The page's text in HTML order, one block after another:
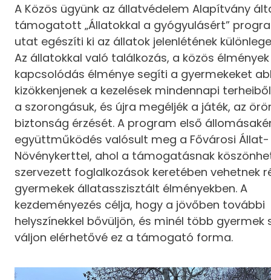
A Közös ügyünk az állatvédelem Alapítvány
támogatott „Állatokkal a gyógyulásért”
utat egészíti ki az állatok jelenlétének
Az állatokkal való találkozás, a közös
kapcsolódás élménye segíti a gyermekeket
kizökkenjenek a kezelések mindennapi
a szorongásuk, és újra megéljék a játék, az
biztonság érzését. A program első
együttműködés valósult meg a Fővárosi
Növénykerttel, ahol a támogatásnak
szervezett foglalkozások keretében vehetnek
gyermekek állatasszisztált élményekben. A
kezdeményezés célja, hogy a jövőben további
helyszínekkel bővüljön, és minél több gyermek
váljon elérhetővé ez a támogató forma.